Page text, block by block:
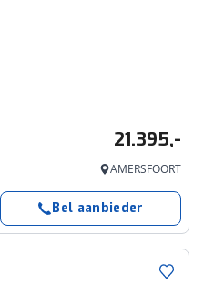
21.395,-
AMERSFOORT
Bel aanbieder